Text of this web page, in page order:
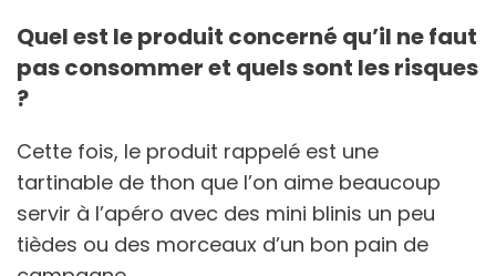
Quel est le produit concerné qu’il ne faut
pas consommer et quels sont les risques
?
Cette fois, le produit rappelé est une
tartinable de thon que l’on aime beaucoup
servir à l’apéro avec des mini blinis un peu
tièdes ou des morceaux d’un bon pain de